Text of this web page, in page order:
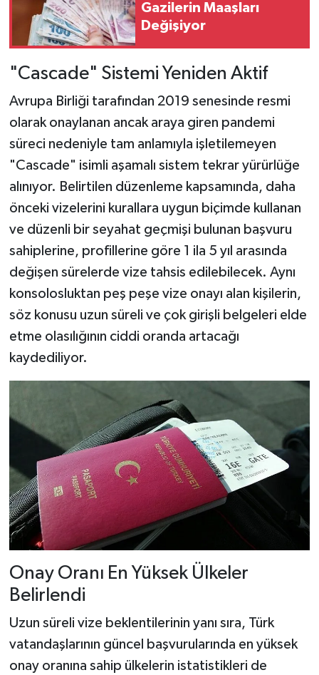
Gazilerin Maaşları
Değişiyor
"Cascade" Sistemi Yeniden Aktif
Avrupa Birliği tarafından 2019 senesinde resmi
olarak onaylanan ancak araya giren pandemi
süreci nedeniyle tam anlamıyla işletilemeyen
"Cascade" isimli aşamalı sistem tekrar yürürlüğe
alınıyor. Belirtilen düzenleme kapsamında, daha
önceki vizelerini kurallara uygun biçimde kullanan
ve düzenli bir seyahat geçmişi bulunan başvuru
sahiplerine, profillerine göre 1 ila 5 yıl arasında
değişen sürelerde vize tahsis edilebilecek. Aynı
konsolosluktan peş peşe vize onayı alan kişilerin,
söz konusu uzun süreli ve çok girişli belgeleri elde
etme olasılığının ciddi oranda artacağı
kaydediliyor.
Onay Oranı En Yüksek Ülkeler
Belirlendi
Uzun süreli vize beklentilerinin yanı sıra, Türk
vatandaşlarının güncel başvurularında en yüksek
onay oranına sahip ülkelerin istatistikleri de